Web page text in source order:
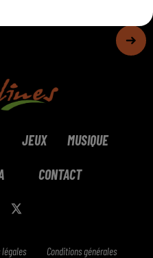
JEUX MUSIQUE
CONTACT
légales Conditions générales